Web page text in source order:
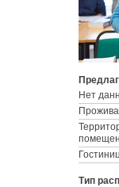
Нет
Тип